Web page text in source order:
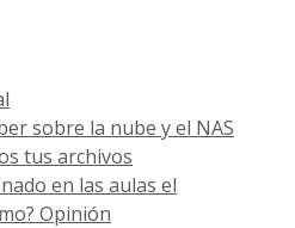
sobre la nube y el NAS
tus archivos
en las aulas el
Opinión